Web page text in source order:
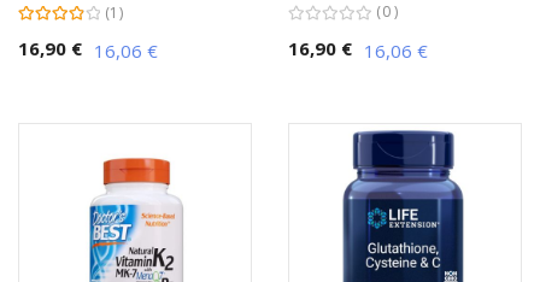
Ocena:
80%
1
16,90 € 16,06 €
0
16,90 € 16,06 €